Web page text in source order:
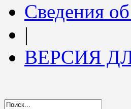
Сведения
|
ВЕРСИЯ